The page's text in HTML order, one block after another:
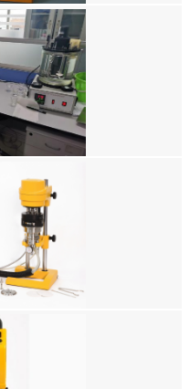
测行业的应用
量农药粘度中的应用